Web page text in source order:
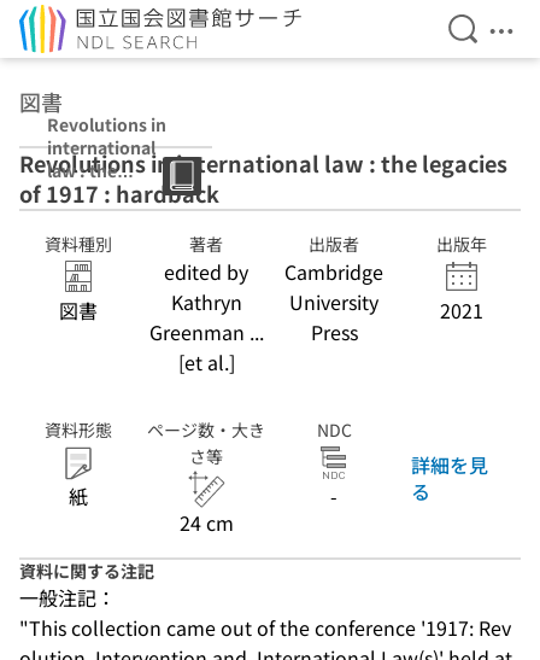
検索を
メ
図書
Revolutions in
international
law : the
legacies of 1917 :
hardback
Revolutions in international law : the legacies
of 1917 : hardback
資料種別
図書
著者
edited by
Kathryn
Greenman ...
[et al.]
出版者
Cambridge
University
Press
出版年
2021
資料形態
紙
ページ数・大き
さ等
24 cm
NDC
-
詳細を見
る
資料に関する注記
一般注記：
"This collection came out of the conference '1917: Rev